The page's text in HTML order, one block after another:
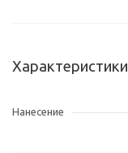
Характеристики
Нанесение